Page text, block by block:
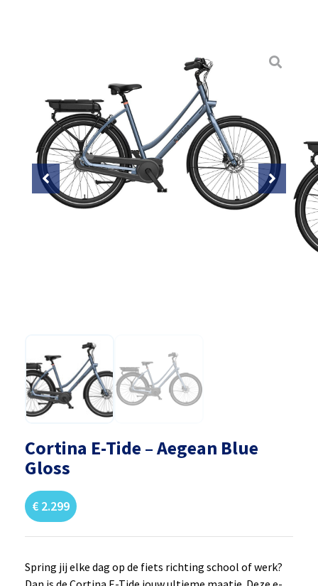
Cortina E-Tide – Aegean Blue
Gloss
€ 2.299
Spring jij elke dag op de fiets richting school of werk?